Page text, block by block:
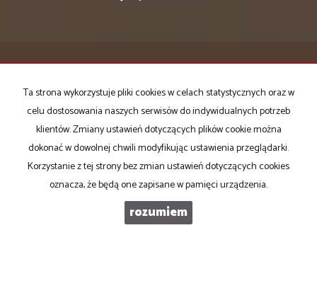
ul. Piękna 6/5
85-303 Bydgoszcz
(Oddział:
ul. Gdańska 131/1
85-022 Bydgoszcz)
Ta strona wykorzystuje pliki cookies w celach statystycznych oraz w
celu dostosowania naszych serwisów do indywidualnych potrzeb
klientów. Zmiany ustawień dotyczących plików cookie można
dokonać w dowolnej chwili modyfikując ustawienia przeglądarki.
Korzystanie z tej strony bez zmian ustawień dotyczących cookies
oznacza, że będą one zapisane w pamięci urządzenia.
rozumiem